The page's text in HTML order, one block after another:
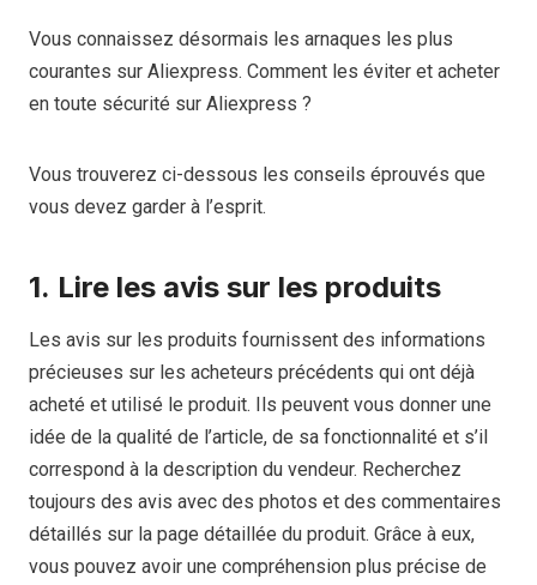
Vous connaissez désormais les arnaques les plus
courantes sur Aliexpress. Comment les éviter et acheter
en toute sécurité sur Aliexpress ?
Vous trouverez ci-dessous les conseils éprouvés que
vous devez garder à l’esprit.
1. Lire les avis sur les produits
Les avis sur les produits fournissent des informations
précieuses sur les acheteurs précédents qui ont déjà
acheté et utilisé le produit. Ils peuvent vous donner une
idée de la qualité de l’article, de sa fonctionnalité et s’il
correspond à la description du vendeur. Recherchez
toujours des avis avec des photos et des commentaires
détaillés sur la page détaillée du produit. Grâce à eux,
vous pouvez avoir une compréhension plus précise de